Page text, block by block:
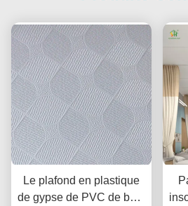
Le plafond en plastique
de gypse de PVC de bord